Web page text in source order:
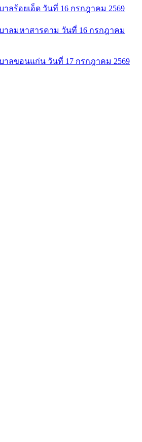
ลร้อยเอ็ด วันที่ 16 กรกฎาคม 2569
าลมหาสารคาม วันที่ 16 กรกฎาคม
าลขอนแก่น วันที่ 17 กรกฎาคม 2569